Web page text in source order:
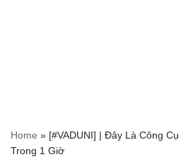
Home » [#VADUNI] | Đây Là Công
Trong 1 Giờ